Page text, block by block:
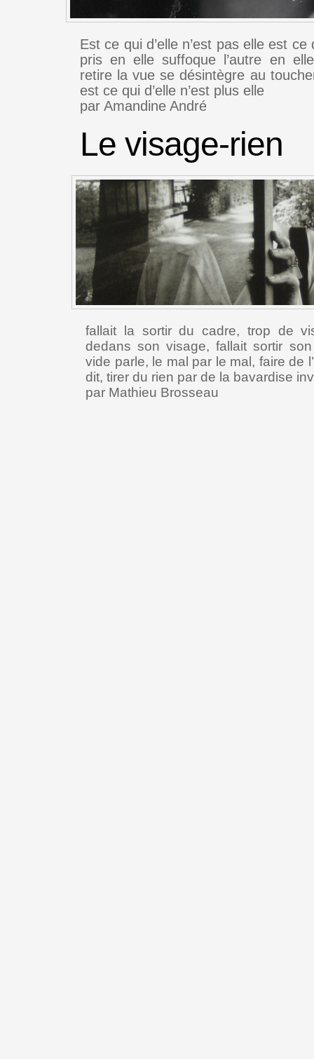
Est ce qui d’elle n’est pas elle est ce
pris en elle suffoque l’autre en
retire la vue se désintègre au
est ce qui d’elle n’est plus elle
par Amandine André
Le visage-rien
fallait la sortir du cadre, trop de
dedans son visage, fallait sortir
vide parle, le mal par le mal, faire de
dit, tirer du rien par de la bavardise
par Mathieu Brosseau